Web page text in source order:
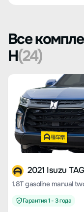
Все
H(24)
2021 Isuzu
Гарантия 1 - 3 года